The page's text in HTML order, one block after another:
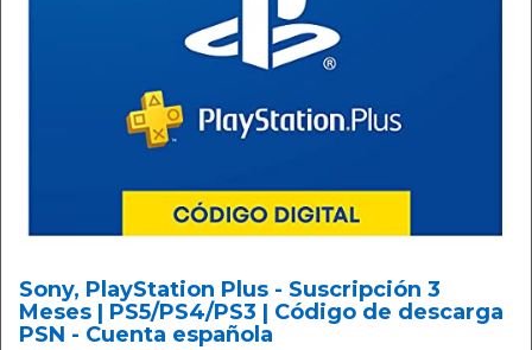
Sony, PlayStation Plus - Suscripción 3
Meses | PS5/PS4/PS3 | Código de descarga
PSN - Cuenta española